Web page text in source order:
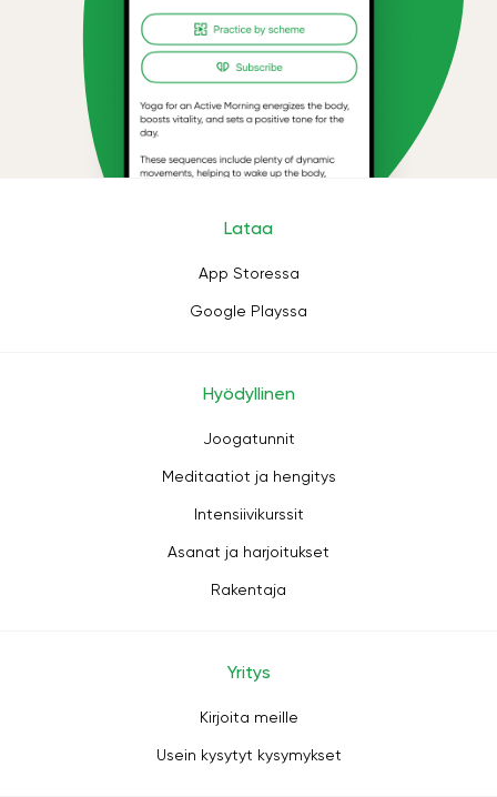
Lataa
App Storessa
Google Playssa
Hyödyllinen
Joogatunnit
Meditaatiot ja hengitys
Intensiivikurssit
Asanat ja harjoitukset
Rakentaja
Yritys
Kirjoita meille
Usein kysytyt kysymykset